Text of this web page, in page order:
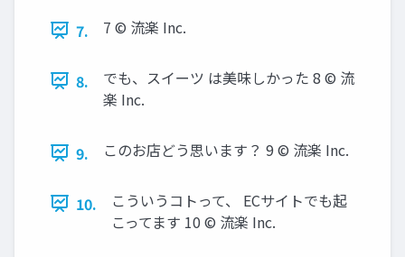
7. 7 © 流楽 Inc.
8.
でも、スイーツ は美味しかった 8 © 流
楽 Inc.
9. このお店どう思います？ 9 © 流楽 Inc.
10.
こういうコトって、 ECサイトでも起
こってます 10 © 流楽 Inc.